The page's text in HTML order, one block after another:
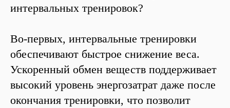
интервальных тренировок?
Во-первых, интервальные тренировки
обеспечивают быстрое снижение веса.
Ускоренный обмен веществ поддерживает
высокий уровень энергозатрат даже после
окончания тренировки, что позволит